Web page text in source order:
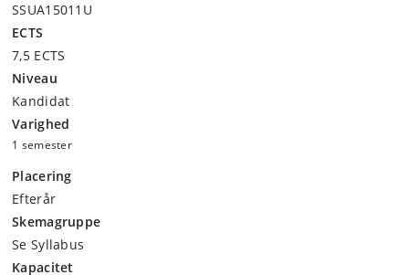
SSUA15011U
ECTS
7,5 ECTS
Niveau
Kandidat
Varighed
1 semester
Placering
Efterår
Skemagruppe
Se Syllabus
Kapacitet